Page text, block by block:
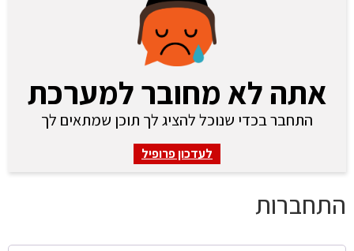
אתה לא מחובר למערכת
התחבר בכדי שנוכל להציג לך תוכן שמתאים לך
לעדכון פרופיל
התחברות